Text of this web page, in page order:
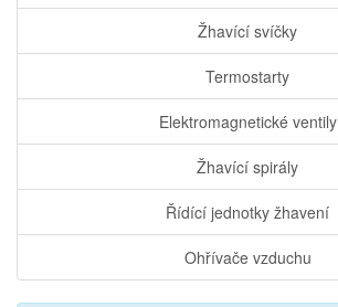
Žhavící svíčky
Termostarty
Elektromagnetické ventily
Žhavící spirály
Řídící jednotky žhavení
Ohřívače vzduchu